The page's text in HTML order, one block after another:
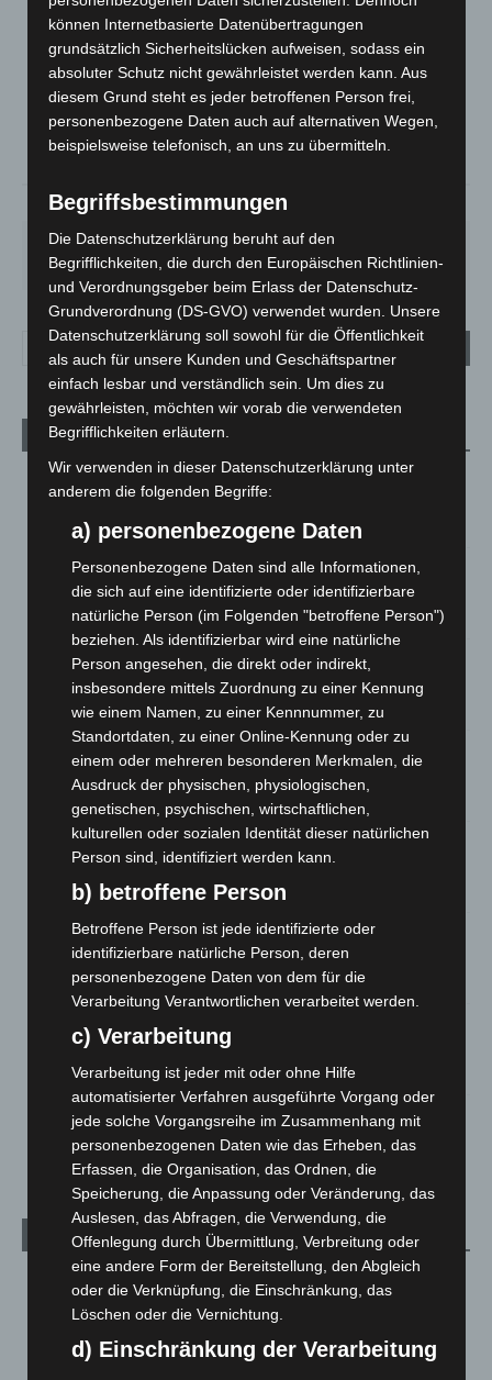
LANGENHAGEN
Klarer Himmel
25.1°C 25.5°
24.4°
34% 2.6m/s
SA.
26°
SO.
34°
MO.
26°
DI.
23° 26°
Aktuelle Beiträge
Kunst trifft Weingenuss: Barbara-Susann Mehring zeigt ihre
Werke im Jacques’ Wein-Depot Isernhagen
8. August 2026
A2: Zweite Turbobaustelle startet zwischen Hannover-West
und Bothfeld
8. August 2026
Niedersachsen: Feuerwehrkräfte kehren nach
Waldbrandeinsatz aus Spanien zurück
7. August 2026
Hannover: Erste Tigermücken-Population in Niedersachsen
Brand im „Haus der Begegnung“ in Neuwarmbüchen schnell
eingedämmt
6. August 2026
Region Hannover: 21 neue Notfallsanitäter starten beim
Roten Kreuz
5. August 2026
Mann läuft mit Hockeyschläger über A7 – Polizei sucht
Zeugen
5. August 2026
Celle: Mensch stirbt bei Bagger-Unfall auf Baustelle
5. August 2026
Kategorien
Blaulicht
Corona-News
Hannover und Region
5.039
können Internetbasierte Datenübertragungen
grundsätzlich Sicherheitslücken aufweisen, sodass ein
absoluter Schutz nicht gewährleistet werden kann. Aus
diesem Grund steht es jeder betroffenen Person frei,
personenbezogene Daten auch auf alternativen Wegen,
beispielsweise telefonisch, an uns zu übermitteln.
Begriffsbestimmungen
Die Datenschutzerklärung beruht auf den
Begrifflichkeiten, die durch den Europäischen Richtlinien-
und Verordnungsgeber beim Erlass der Datenschutz-
Grundverordnung (DS-GVO) verwendet wurden. Unsere
Datenschutzerklärung soll sowohl für die Öffentlichkeit
als auch für unsere Kunden und Geschäftspartner
einfach lesbar und verständlich sein. Um dies zu
gewährleisten, möchten wir vorab die verwendeten
Begrifflichkeiten erläutern.
Wir verwenden in dieser Datenschutzerklärung unter
anderem die folgenden Begriffe:
a) personenbezogene Daten
Personenbezogene Daten sind alle Informationen,
die sich auf eine identifizierte oder identifizierbare
natürliche Person (im Folgenden "betroffene Person")
beziehen. Als identifizierbar wird eine natürliche
Person angesehen, die direkt oder indirekt,
insbesondere mittels Zuordnung zu einer Kennung
wie einem Namen, zu einer Kennnummer, zu
Standortdaten, zu einer Online-Kennung oder zu
einem oder mehreren besonderen Merkmalen, die
Ausdruck der physischen, physiologischen,
genetischen, psychischen, wirtschaftlichen,
kulturellen oder sozialen Identität dieser natürlichen
Person sind, identifiziert werden kann.
b) betroffene Person
Betroffene Person ist jede identifizierte oder
identifizierbare natürliche Person, deren
personenbezogene Daten von dem für die
Verarbeitung Verantwortlichen verarbeitet werden.
c) Verarbeitung
Verarbeitung ist jeder mit oder ohne Hilfe
automatisierter Verfahren ausgeführte Vorgang oder
jede solche Vorgangsreihe im Zusammenhang mit
personenbezogenen Daten wie das Erheben, das
Erfassen, die Organisation, das Ordnen, die
Speicherung, die Anpassung oder Veränderung, das
Auslesen, das Abfragen, die Verwendung, die
Offenlegung durch Übermittlung, Verbreitung oder
eine andere Form der Bereitstellung, den Abgleich
oder die Verknüpfung, die Einschränkung, das
Löschen oder die Vernichtung.
d) Einschränkung der Verarbeitung